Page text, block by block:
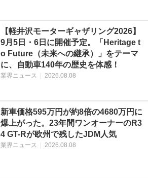
【軽井沢モーターギャザリング2026】
9月5日・6日に開催予定。「Heritage t
o Future（未来への継承）」をテーマ
に、自動車140年の歴史を体感！
業界ニュース 2026.08.08
新車価格595万円が約8倍の4680万円に
爆上がった。23年間ワンオーナーのR3
4 GT-Rが欧州で残したJDM人気
業界ニュース 2026.08.08